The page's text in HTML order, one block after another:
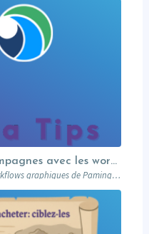
Visualiser et piloter vos campagnes avec les workflows graphiques Paminga.
Découvrez comment le moteur de workflows graphiques de Paminga vous permet de visualiser toute la logique de vos campagnes en un seul coup d’œil — branches conditionnelles, AB tests, waits et intégration Salesforce.